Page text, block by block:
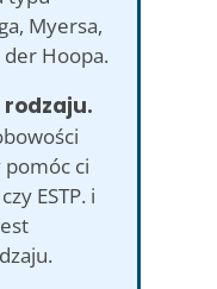
Myersa,
der Hoopa.
rodzaju.
pomóc ci
ESTP. i